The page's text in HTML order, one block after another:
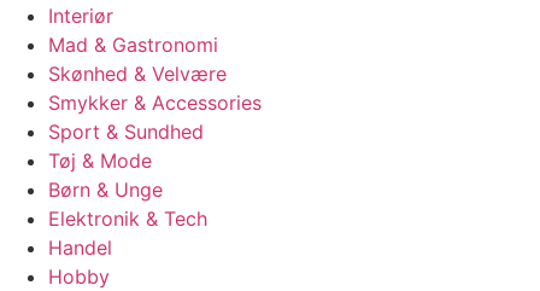
Interiør
Mad & Gastronomi
Skønhed & Velvære
Smykker & Accessories
Sport & Sundhed
Tøj & Mode
Børn & Unge
Elektronik & Tech
Handel
Hobby